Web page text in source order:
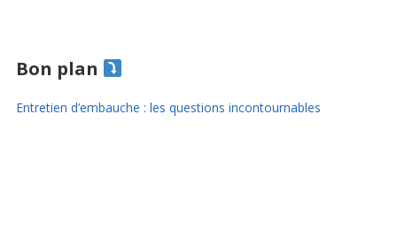
Bon plan
Entretien d’embauche : les questions incontournables